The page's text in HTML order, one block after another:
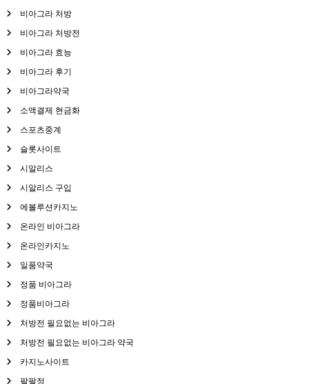
비아그라 처방
비아그라 처방전
비아그라 효능
비아그라 후기
비아그라약국
소액결제 현금화
스포츠중계
슬롯사이트
시알리스
시알리스 구입
에볼루션카지노
온라인 비아그라
온라인카지노
일품약국
정품 비아그라
정품비아그라
처방전 필요없는 비아그라
처방전 필요없는 비아그라 약국
카지노사이트
팔팔정